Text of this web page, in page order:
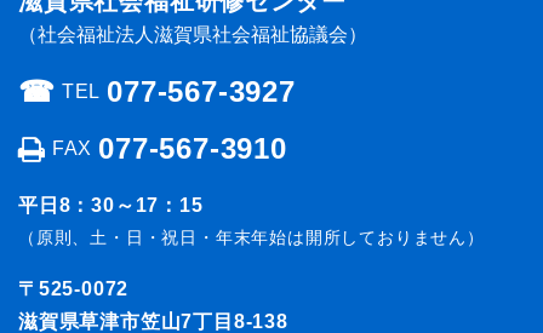
（社会福祉法人滋賀県社会福祉協議会）
☎︎ TEL 077-567-3927
FAX 077-567-3910
平日8：30～17：15
（原則、土・日・祝日・年末年始は開所しておりません）
〒525-0072
滋賀県草津市笠山7丁目8-138